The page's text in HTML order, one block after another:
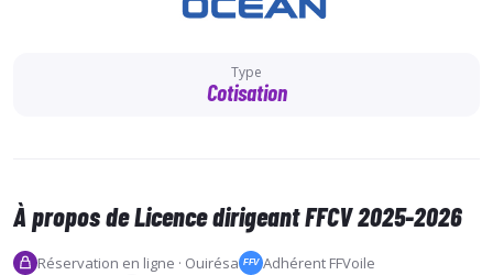
Type
Cotisation
À propos de Licence dirigeant FFCV 2025-2026
Réservation en ligne · Ouirésa FFV Adhérent FFVoile